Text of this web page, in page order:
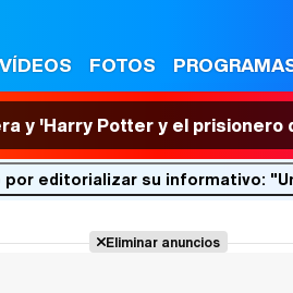
VÍDEOS FOTOS
y 'Harry Potter y el prisionero
editorializar su informativo:
Eliminar anuncios